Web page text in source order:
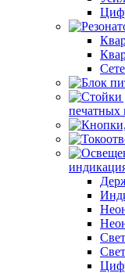
печатных